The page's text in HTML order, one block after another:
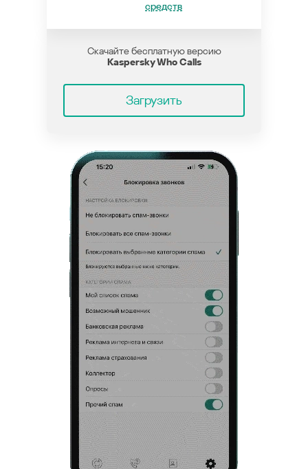
средств
Скачайте бесплатную версию
Kaspersky Who Calls
Загрузить